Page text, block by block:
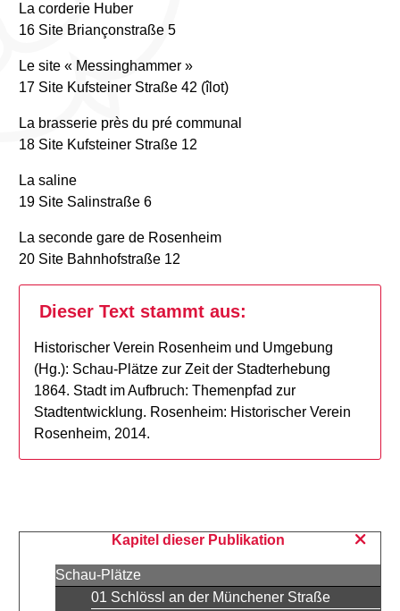
La corderie Huber
16 Site Briançonstraße 5
Le site « Messinghammer »
17 Site Kufsteiner Straße 42 (îlot)
La brasserie près du pré communal
18 Site Kufsteiner Straße 12
La saline
19 Site Salinstraße 6
La seconde gare de Rosenheim
20 Site Bahnhofstraße 12
Dieser Text stammt aus:
Historischer Verein Rosenheim und Umgebung
(Hg.): Schau-Plätze zur Zeit der Stadterhebung
1864. Stadt im Aufbruch: Themenpfad zur
Stadtentwicklung. Rosenheim: Historischer Verein
Rosenheim, 2014.
Kapitel dieser Publikation
Schau-Plätze
01 Schlössl an der Münchener Straße